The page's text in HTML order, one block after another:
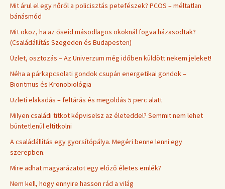
Mit árul el egy nőről a policisztás petefészek? PCOS – méltatlan
bánásmód
Mit okoz, ha az őseid másodlagos okoknál fogva házasodtak?
(Családállítás Szegeden és Budapesten)
Üzlet, osztozás – Az Univerzum még időben küldött nekem jeleket!
Néha a párkapcsolati gondok csupán energetikai gondok –
Bioritmus és Kronobiológia
Üzleti elakadás – feltárás és megoldás 5 perc alatt
Milyen családi titkot képviselsz az életeddel? Semmit nem lehet
büntetlenül eltitkolni
A családállítás egy gyorsítópálya. Megéri benne lenni egy
szerepben.
Mire adhat magyarázatot egy előző életes emlék?
Nem kell, hogy ennyire hasson rád a világ